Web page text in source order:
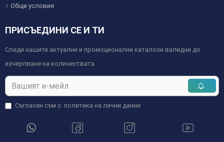
Общи условия
ПРИСЪЕДИНИ СЕ И ТИ
Следи нашите актуални и промоционални каталози валидни до
изчерпване на количествата.
Съгласен съм с политика на лични данни